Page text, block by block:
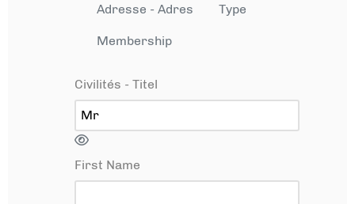
Adresse - Adres Type
Membership
Civilités - Titel
First Name